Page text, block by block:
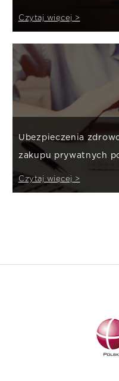
Czytaj więcej >
Ubezpieczenia
zakupu prywatnych
Czytaj więcej >